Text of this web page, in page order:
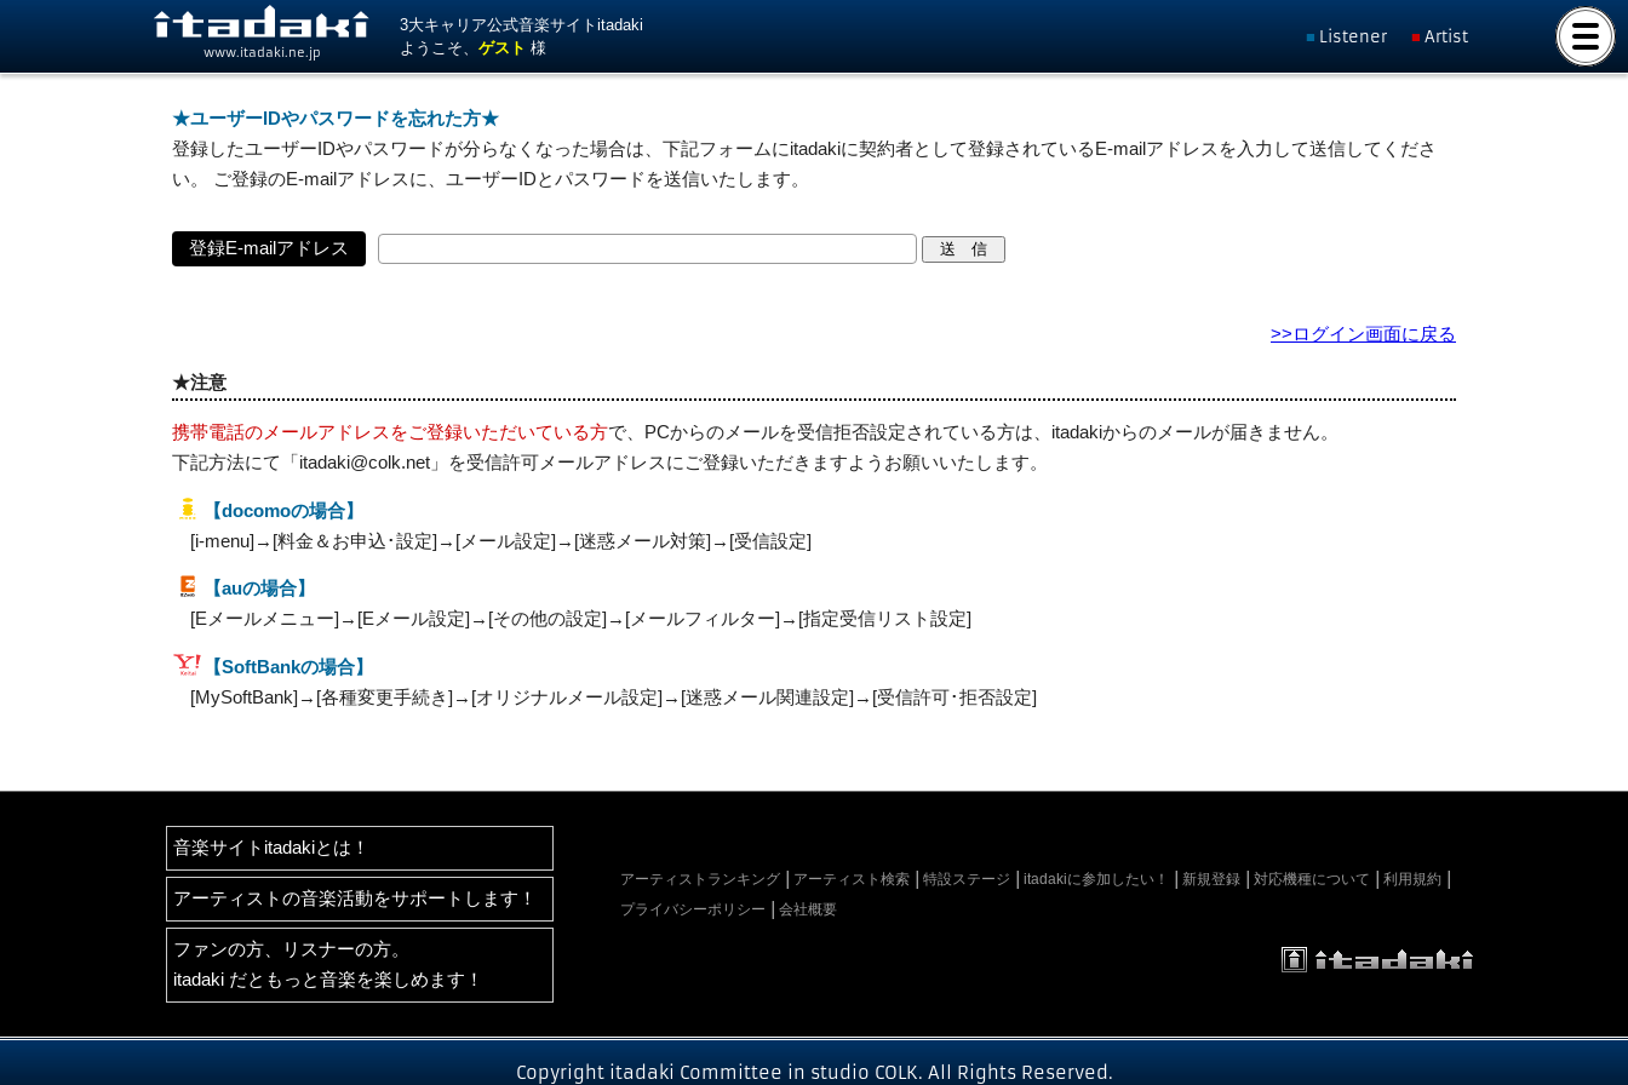
www.itadaki.ne.jp
3大キャリア公式音楽サイトitadaki
ようこそ、ゲスト 様
Listener Artist
★ユーザーIDやパスワードを忘れた方★
登録したユーザーIDやパスワードが分らなくなった場合は、下記フォームにitadakiに契約者として登録されているE-mailアドレスを入力して送信してくださ
い。 ご登録のE-mailアドレスに、ユーザーIDとパスワードを送信いたします。
登録E-mailアドレス
>>ログイン画面に戻る
★注意
携帯電話のメールアドレスをご登録いただいている方で、PCからのメールを受信拒否設定されている方は、itadakiからのメールが届きません。
下記方法にて「itadaki@colk.net」を受信許可メールアドレスにご登録いただきますようお願いいたします。
【docomoの場合】
[i-menu]→[料金＆お申込･設定]→[メール設定]→[迷惑メール対策]→[受信設定]
【auの場合】
[Eメールメニュー]→[Eメール設定]→[その他の設定]→[メールフィルター]→[指定受信リスト設定]
【SoftBankの場合】
[MySoftBank]→[各種変更手続き]→[オリジナルメール設定]→[迷惑メール関連設定]→[受信許可･拒否設定]
音楽サイトitadakiとは！
アーティストの音楽活動をサポートします！
ファンの方、リスナーの方。
itadaki だともっと音楽を楽しめます！
アーティストランキング アーティスト検索 特設ステージ itadakiに参加したい！ 新規登録 対応機種について
利用規約
プライバシーポリシー
会社概要
Copyright itadaki Committee in studio COLK. All Rights Reserved.